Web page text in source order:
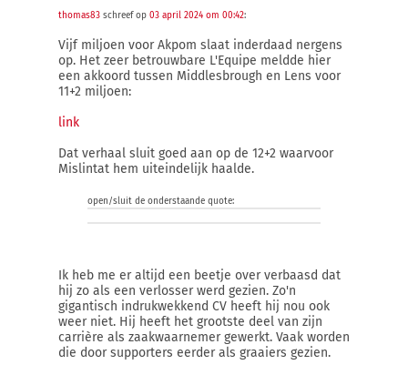
thomas83 schreef op 03 april 2024 om 00:42:
Vijf miljoen voor Akpom slaat inderdaad nergens
op. Het zeer betrouwbare L'Equipe meldde hier
een akkoord tussen Middlesbrough en Lens voor
11+2 miljoen:
link
Dat verhaal sluit goed aan op de 12+2 waarvoor
Mislintat hem uiteindelijk haalde.
open/sluit de onderstaande quote:
Ik heb me er altijd een beetje over verbaasd dat
hij zo als een verlosser werd gezien. Zo'n
gigantisch indrukwekkend CV heeft hij nou ook
weer niet. Hij heeft het grootste deel van zijn
carrière als zaakwaarnemer gewerkt. Vaak worden
die door supporters eerder als graaiers gezien.